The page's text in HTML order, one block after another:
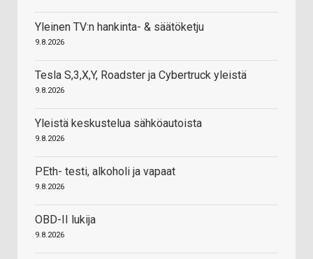
Yleinen TV:n hankinta- & säätöketju
9.8.2026
Tesla S,3,X,Y, Roadster ja Cybertruck yleistä
9.8.2026
Yleistä keskustelua sähköautoista
9.8.2026
PEth- testi, alkoholi ja vapaat
9.8.2026
OBD-II lukija
9.8.2026